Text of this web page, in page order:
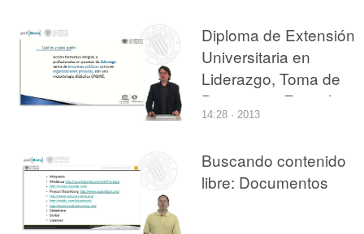
Diploma de Extensión
Universitaria en
Liderazgo, Toma de
Decisiones
y Mercados
14:28 · 2013
Buscando contenido
libre: Documentos